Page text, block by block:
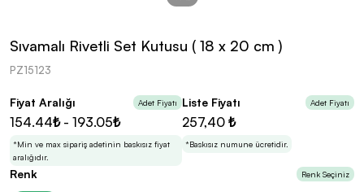
kolayca belirleyebilirsin.
En Uygun Fiyatlarla
Teklif Al!
3 Promozone’da bulduktan sonra, uzman ekibimiz
sadece sitemiz üzerinden teklif almanı bekliyor.
Sıvamalı Rivetli Set Kutusu ( 18 x 20 cm )
PZ15123
Fiyat Aralığı Adet Fiyatı
154.44₺ - 193.05₺
*Min ve max sipariş adetinin baskısız fiyat
aralığıdır.
Liste Fiyatı Adet Fiyatı
257,40 ₺
*Baskısız numune ücretidir.
Renk Renk Seçiniz